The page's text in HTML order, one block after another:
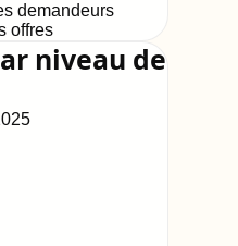
demandeurs
offres
niveau de